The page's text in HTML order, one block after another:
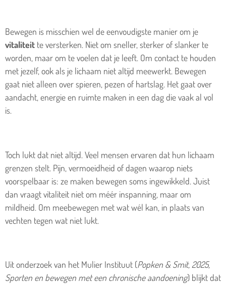
Bewegen is misschien wel de eenvoudigste manier om je
vitaliteit te versterken. Niet om sneller, sterker of slanker te
worden, maar om te voelen dat je leeft. Om contact te houden
met jezelf, ook als je lichaam niet altijd meewerkt. Bewegen
gaat niet alleen over spieren, pezen of hartslag. Het gaat over
aandacht, energie en ruimte maken in een dag die vaak al vol
is.
Toch lukt dat niet altijd. Veel mensen ervaren dat hun lichaam
grenzen stelt. Pijn, vermoeidheid of dagen waarop niets
voorspelbaar is: ze maken bewegen soms ingewikkeld. Juist
dan vraagt vitaliteit niet om méér inspanning, maar om
mildheid. Om meebewegen met wat wél kan, in plaats van
vechten tegen wat niet lukt.
Uit onderzoek van het Mulier Instituut (Popken & Smit, 2025,
Sporten en bewegen met een chronische aandoening) blijkt dat